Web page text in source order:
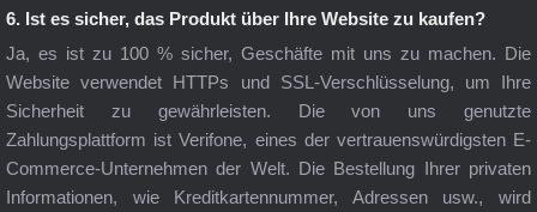
6. Ist es sicher, das Produkt über Ihre Website zu kaufen?
Ja, es ist zu 100 % sicher, Geschäfte mit uns zu machen. Die
Website verwendet HTTPs und SSL-Verschlüsselung, um Ihre
Sicherheit zu gewährleisten. Die von uns genutzte
Zahlungsplattform ist Verifone, eines der vertrauenswürdigsten E-
Commerce-Unternehmen der Welt. Die Bestellung Ihrer privaten
Informationen, wie Kreditkartennummer, Adressen usw., wird